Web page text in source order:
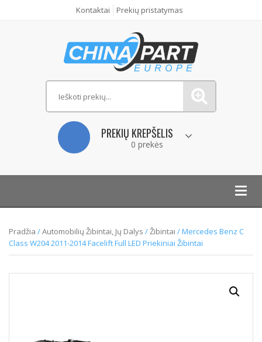
Kontaktai Prekių pristatymas
PREKIŲ KREPŠELIS
0 prekės
Pradžia /Automobilių Žibintai, Jų Dalys /Žibintai / Mercedes Benz C
Class W204 2011-2014 Facelift Full LED Priekiniai Žibintai